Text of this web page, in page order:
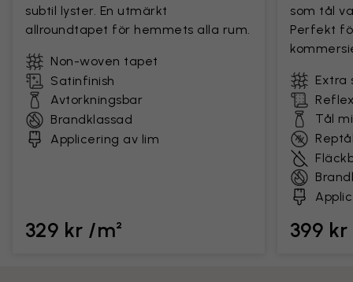
subtil lyster. En utmärkt
allroundtapet för hemmets alla rum.
Non-woven tapet
Satinfinish
Avtorkningsbar
Brandklassad
Applicering av lim
329 kr /m²
som tål
Perfekt
Extra
Tål
399